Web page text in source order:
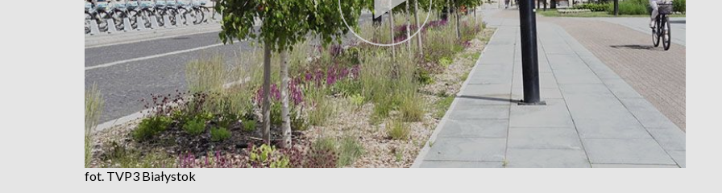
fot. TVP3 Białystok